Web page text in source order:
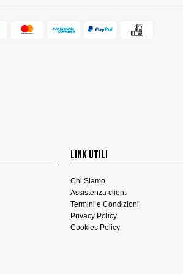
LINK UTILI
Chi Siamo
Assistenza clienti
Termini e Condizioni
Privacy Policy
Cookies Policy